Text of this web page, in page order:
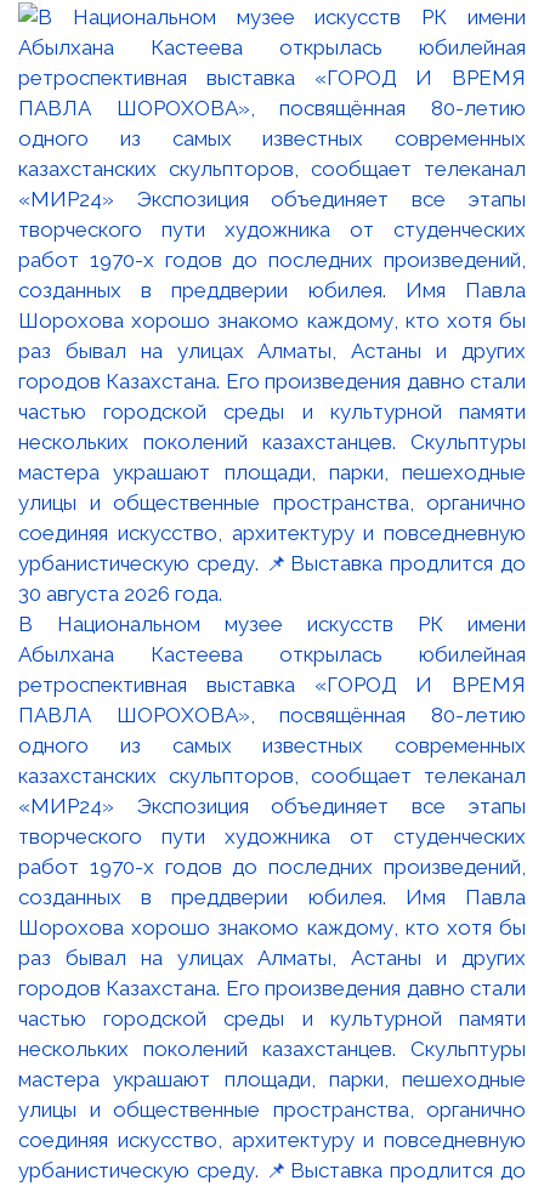
В Национальном музее искусств РК имени
Абылхана Кастеева открылась юбилейная
ретроспективная выставка «ГОРОД И ВРЕМЯ
ПАВЛА ШОРОХОВА», посвящённая 80-летию
одного из самых известных современных
казахстанских скульпторов, сообщает телеканал
«МИР24» Экспозиция объединяет все этапы
творческого пути художника от студенческих
работ 1970-х годов до последних произведений,
созданных в преддверии юбилея. Имя Павла
Шорохова хорошо знакомо каждому, кто хотя бы
раз бывал на улицах Алматы, Астаны и других
городов Казахстана. Его произведения давно стали
частью городской среды и культурной памяти
нескольких поколений казахстанцев. Скульптуры
мастера украшают площади, парки, пешеходные
улицы и общественные пространства, органично
соединяя искусство, архитектуру и повседневную
урбанистическую среду. 📌Выставка продлится до